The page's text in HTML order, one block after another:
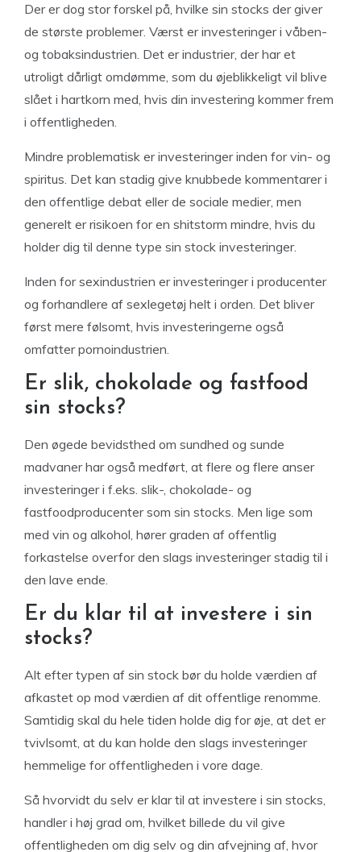
Der er dog stor forskel på, hvilke sin stocks der giver
de største problemer. Værst er investeringer i våben-
og tobaksindustrien. Det er industrier, der har et
utroligt dårligt omdømme, som du øjeblikkeligt vil blive
slået i hartkorn med, hvis din investering kommer frem
i offentligheden.
Mindre problematisk er investeringer inden for vin- og
spiritus. Det kan stadig give knubbede kommentarer i
den offentlige debat eller de sociale medier, men
generelt er risikoen for en shitstorm mindre, hvis du
holder dig til denne type sin stock investeringer.
Inden for sexindustrien er investeringer i producenter
og forhandlere af sexlegetøj helt i orden. Det bliver
først mere følsomt, hvis investeringerne også
omfatter pornoindustrien.
Er slik, chokolade og fastfood
sin stocks?
Den øgede bevidsthed om sundhed og sunde
madvaner har også medført, at flere og flere anser
investeringer i f.eks. slik-, chokolade- og
fastfoodproducenter som sin stocks. Men lige som
med vin og alkohol, hører graden af offentlig
forkastelse overfor den slags investeringer stadig til i
den lave ende.
Er du klar til at investere i sin
stocks?
Alt efter typen af sin stock bør du holde værdien af
afkastet op mod værdien af dit offentlige renomme.
Samtidig skal du hele tiden holde dig for øje, at det er
tvivlsomt, at du kan holde den slags investeringer
hemmelige for offentligheden i vore dage.
Så hvorvidt du selv er klar til at investere i sin stocks,
handler i høj grad om, hvilket billede du vil give
offentligheden om dig selv og din afvejning af, hvor